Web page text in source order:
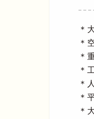
＊
＊
＊
＊
＊
＊
＊